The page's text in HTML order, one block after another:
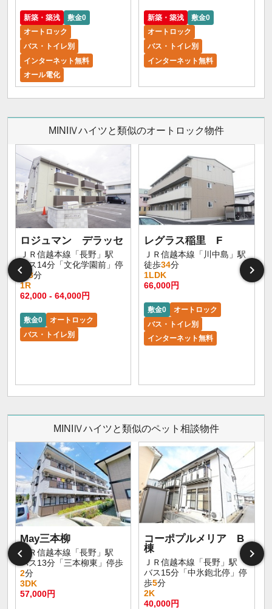
新築・築浅
敷金0
オートロック
バス・トイレ別
インターネット無料
オール電化
新築・築浅
敷金0
オートロック
バス・トイレ別
インターネット無料
MINIⅣハイツと類似のオートロック物件
ロジュマン デラッセ
ＪＲ信越本線「長野」駅
バス14分「文化学園前」停
歩 3分
1R
62,000 - 64,000円
敷金0
オートロック
バス・トイレ別
レグラス稲里 F
ＪＲ信越本線「川中島」駅
徒歩34分
1LDK
66,000円
敷金0
オートロック
バス・トイレ別
インターネット無料
MINIⅣハイツと類似のペット相談物件
May三本柳
ＪＲ信越本線「長野」駅
バス13分「三本柳東」停歩
2分
3DK
57,000円
コーポプルメリア B
棟
ＪＲ信越本線「長野」駅
バス15分「中氷鉋北停」停
歩5分
2K
40,000円